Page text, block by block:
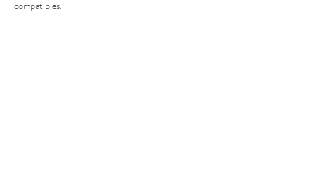
compatibles.